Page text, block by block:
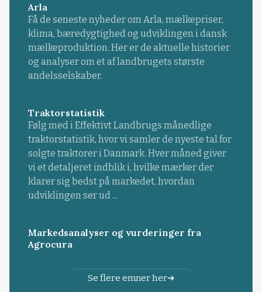
Arla
Få de seneste nyheder om Arla, mælkepriser,
klima, bæredygtighed og udviklingen i dansk
mælkeproduktion. Her er de aktuelle historier
og analyser om et af landbrugets største
andelsselskaber.
Traktorstatistik
Følg med i Effektivt Landbrugs månedlige
traktorstatistik, hvor vi samler de nyeste tal for
solgte traktorer i Danmark. Hver måned giver
vi et detaljeret indblik i, hvilke mærker der
klarer sig bedst på markedet, hvordan
udviklingen ser ud ...
Markedsanalyser og vurderinger fra
Agrocura
Se flere emner her